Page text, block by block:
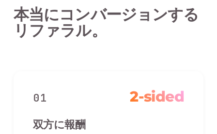
本当にコンバージョンする
リファラル。
01 2-sided
双方に報酬